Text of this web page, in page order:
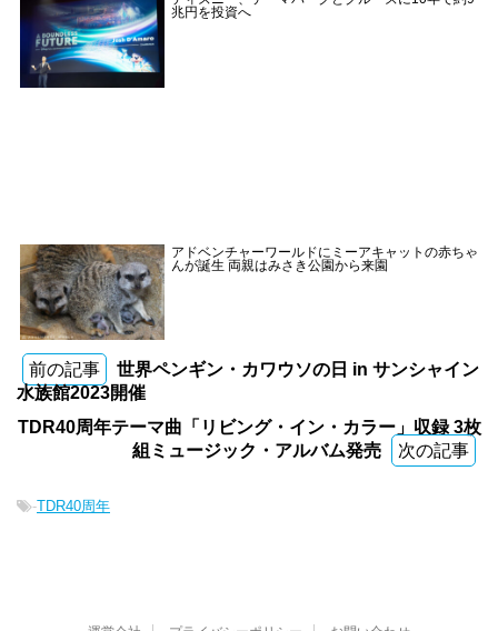
兆円を投資へ
アドベンチャーワールドにミーアキャットの赤ちゃ
んが誕生 両親はみさき公園から来園
前の記事
世界ペンギン・カワウソの日 in サンシャイン
水族館2023開催
TDR40周年テーマ曲「リビング・イン・カラー」収録 3枚
組ミュージック・アルバム発売
次の記事
-TDR40周年